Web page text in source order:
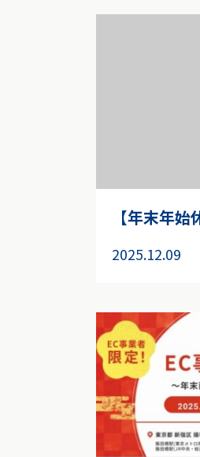
【年末年始
2025.12.09